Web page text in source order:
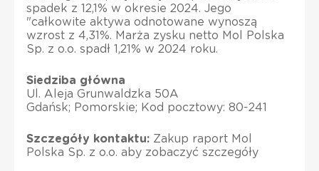
spadek z 12,1% w okresie 2024. Jego
"całkowite aktywa odnotowane wynoszą
wzrost z 4,31%. Marża zysku netto Mol Polska
Sp. z o.o. spadł 1,21% w 2024 roku.
Siedziba główna
Ul. Aleja Grunwaldzka 50A
Gdańsk; Pomorskie; Kod pocztowy: 80-241
Szczegóły kontaktu: Zakup raport Mol
Polska Sp. z o.o. aby zobaczyć szczegóły